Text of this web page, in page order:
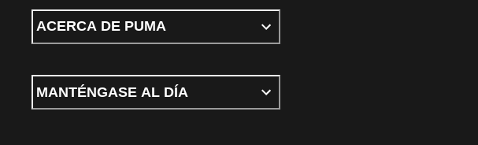
ACERCA DE PUMA
MANTÉNGASE AL DÍA